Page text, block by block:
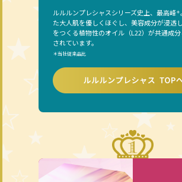
ルルルンプレシャスシリーズ史上、最高峰＊
た大人肌を優しくほぐし、美容成分が浸透
をつくる植物性のオイル（L22）が共通成
されています。
＊当社従来品比